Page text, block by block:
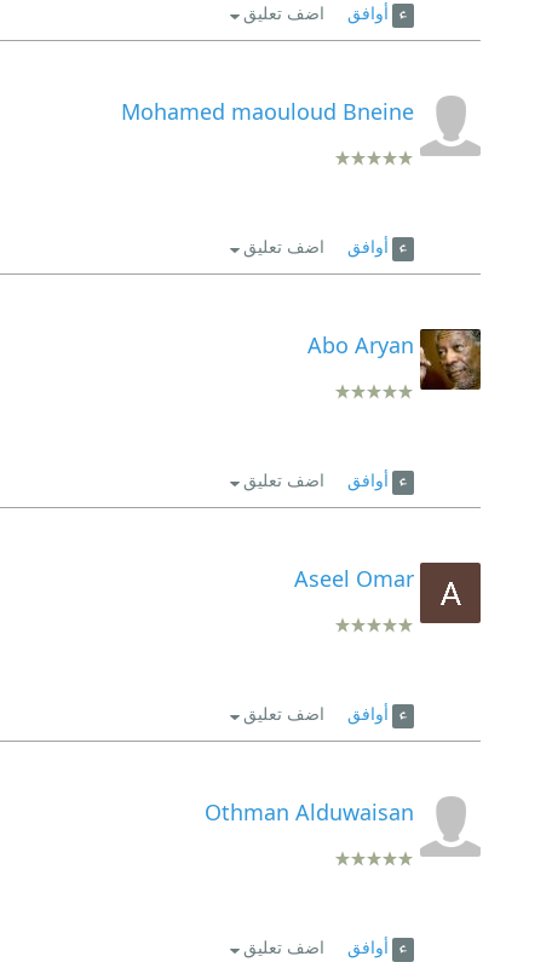
أوافق اضف تعليق
Mohamed maouloud Bneine
أوافق اضف تعليق
Abo Aryan
أوافق اضف تعليق
Aseel Omar
أوافق اضف تعليق
Othman Alduwaisan
أوافق اضف تعليق